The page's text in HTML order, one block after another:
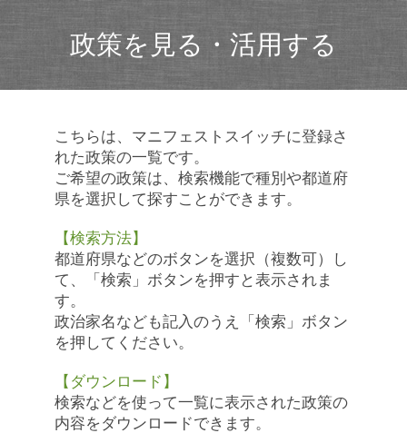
政策を見る・活用する
こちらは、マニフェストスイッチに登録さ
れた政策の一覧です。
ご希望の政策は、検索機能で種別や都道府
県を選択して探すことができます。
【検索方法】
都道府県などのボタンを選択（複数可）し
て、「検索」ボタンを押すと表示されま
す。
政治家名なども記入のうえ「検索」ボタン
を押してください。
【ダウンロード】
検索などを使って一覧に表示された政策の
内容をダウンロードできます。